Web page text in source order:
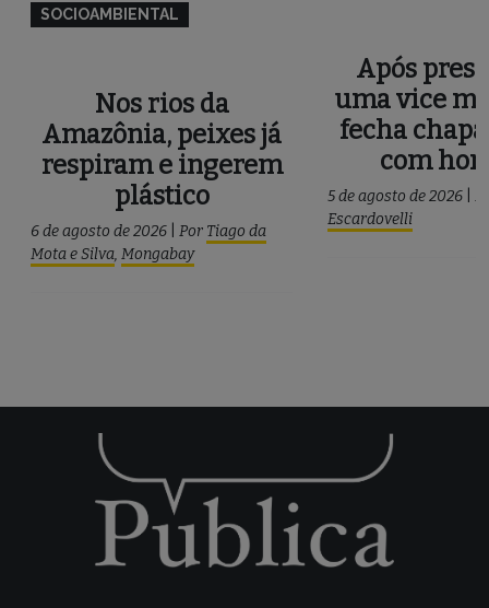
SOCIOAMBIENTAL
Nos rios da
Amazônia, peixes já
respiram e ingerem
plástico
6 de agosto de 2026 Por Tiago da
Mota e Silva, Mongabay
Após
uma vice
fecha
com
5 de agosto de 2026
Escardovelli